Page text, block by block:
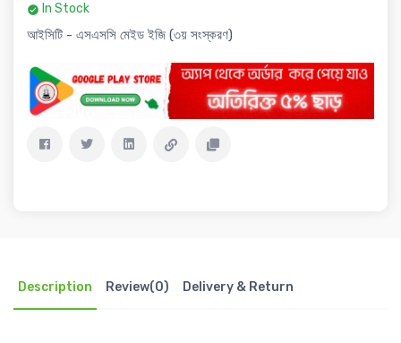
In Stock
আইসিটি - এসএসসি মেইড ইজি (৩য় সংস্করণ)
Description Review(0) Delivery & Return